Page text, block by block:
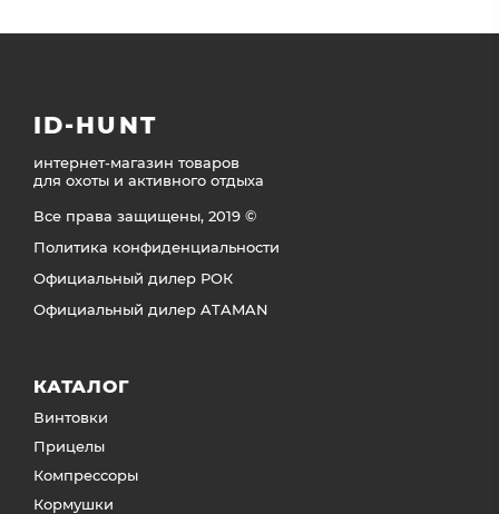
ID-HUNT
интернет-магазин товаров
для охоты и активного отдыха
Все права защищены, 2019 ©
Политика конфиденциальности
Официальный дилер РОК
Официальный дилер ATAMAN
КАТАЛОГ
Винтовки
Прицелы
Компрессоры
Кормушки